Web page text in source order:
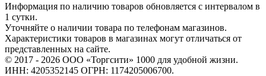
Информация по наличию товаров обновляется с интервалом в
1 сутки.
Уточняйте о наличии товара по телефонам магазинов.
Характеристики товаров в магазинах могут отличаться от
представленных на сайте.
© 2017 - 2026 ООО «Торгсити» 1000 для удобной жизни.
ИНН: 4205352145 ОГРН: 1174205006700.